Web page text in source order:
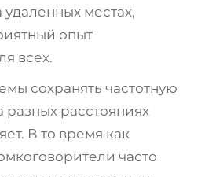
местах,
опыт
всех.
сохранять частотную
разных расстояниях
В то время как
часто